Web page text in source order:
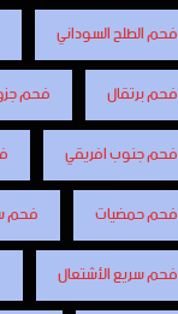
فحم الطلح السوداني
فحم برتقال
فحم
فحم جنوب افريقي
فحم حمضيات
فحم
فحم سريع الأشتعال